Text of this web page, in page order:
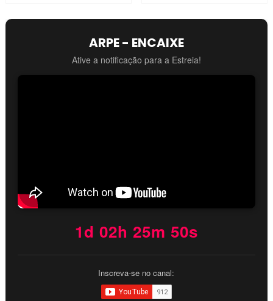
ARPE - ENCAIXE
Ative a notificação para a Estreia!
1d 02h 25m 49s
Inscreva-se no canal: